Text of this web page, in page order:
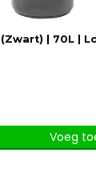
| 70L |
Voeg